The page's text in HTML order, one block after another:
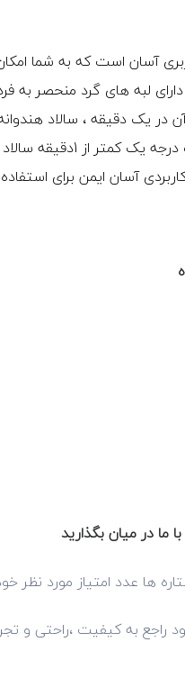
آسان است که به شما
لبه های گرد منحصر به
یک دقیقه ، سالاد
استیل ضد زنگ و
ما در میان بگذارید
ها عدد امتیاز مورد نظر
خود راجع به کیفیت ،راحتی و